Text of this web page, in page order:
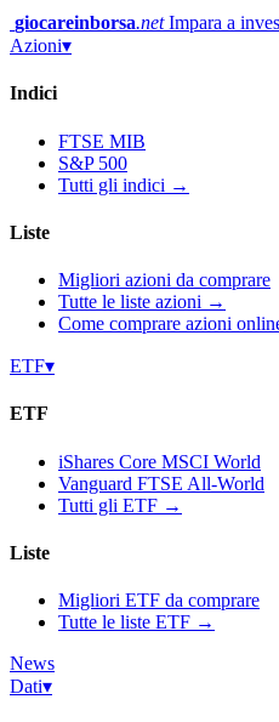
Vai
al
giocareinborsa.net Impara a
Azioni▾
Indici
FTSE MIB
S&P 500
Tutti gli indici →
Liste
Migliori azioni da comprare
Tutte le liste azioni →
Come comprare azioni
ETF▾
ETF
iShares Core MSCI World
Vanguard FTSE All-World
Tutti gli ETF →
Liste
Migliori ETF da comprare
Tutte le liste ETF →
News
Dati▾